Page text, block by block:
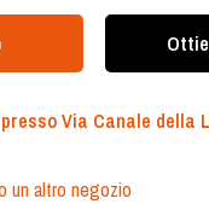
Via Canale della
un altro negozio